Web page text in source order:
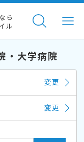
ら
ル
・大学病院
変更
変更